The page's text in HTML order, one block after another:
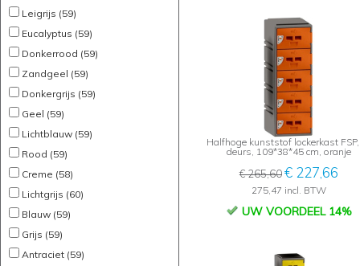
Leigrijs (59)
Eucalyptus (59)
Donkerrood (59)
Zandgeel (59)
Donkergrijs (59)
Geel (59)
Lichtblauw (59)
Rood (59)
Creme (58)
Lichtgrijs (60)
Blauw (59)
Grijs (59)
Antraciet (59)
Halfhoge kunststof lockerkast
deurs, 109*38*45 cm, oranje
€ 265,60€ 227,66
275,47 incl. BTW
UW VOORDEEL 14%